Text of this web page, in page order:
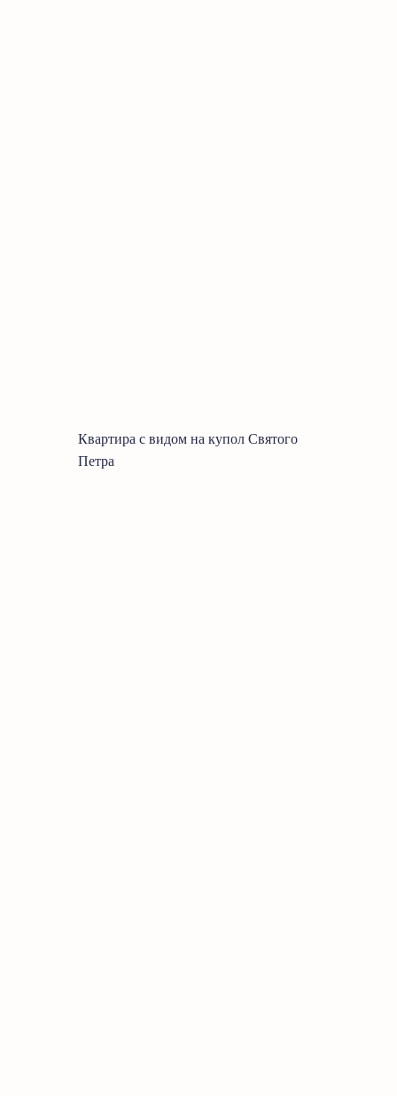
Квартира с видом на купол Святого
Петра